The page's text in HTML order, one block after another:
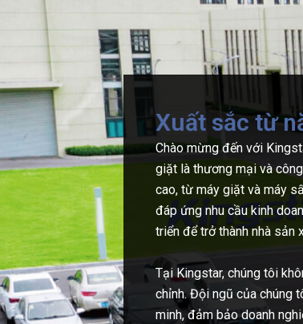
Xuất sắc từ
Chào mừng đến với
giặt là thương mại và
cao, từ máy giặt và máy
đáp ứng nhu cầu kinh
triển để trở thành nhà sản
Tại Kingstar, chúng tôi
chỉnh. Đội ngũ của chúng
minh, đảm bảo doanh